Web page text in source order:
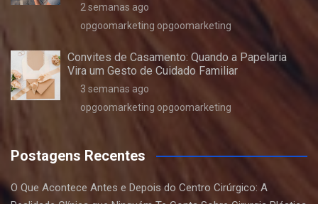
2 semanas ago
opgoomarketing opgoomarketing
Convites de Casamento: Quando a Papelaria
Vira um Gesto de Cuidado Familiar
3 semanas ago
opgoomarketing opgoomarketing
Postagens Recentes
O Que Acontece Antes e Depois do Centro Cirúrgico: A